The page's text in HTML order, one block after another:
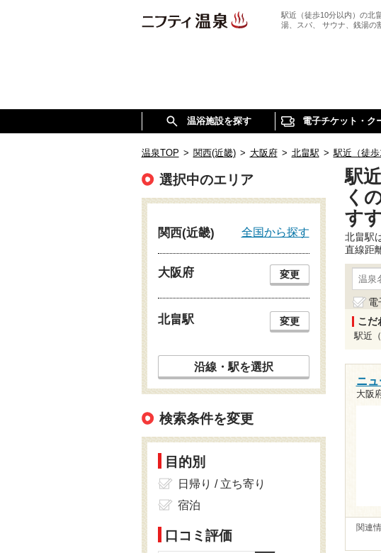
駅近（徒歩10分以内）の北
湯、スパ、 サウナ、銭湯の
温浴施設を探す 電子チケット・ク
温泉TOP > 関西(近畿) > 大阪府 > 北畠駅 > 駅近（徒
駅
く
す
北畠駅
直線距
電
こだ
駅近
ニ
大阪
関連
選択中のエリア
関西(近畿) 全国から探す
大阪府 変更
北畠駅 変更
沿線・駅を選択
検索条件を変更
目的別
日帰り / 立ち寄り
宿泊
口コミ評価